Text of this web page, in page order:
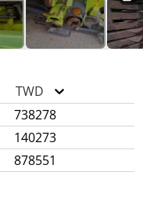
TWD
738278
140273
878551